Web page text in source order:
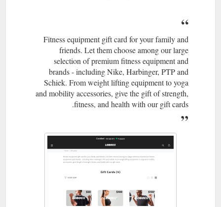
Fitness equipment gift card for your family and
friends. Let them choose among our large
selection of premium fitness equipment and
brands - including Nike, Harbinger, PTP and
Schiek. From weight lifting equipment to yoga
and mobility accessories, give the gift of strength,
fitness, and health with our gift cards.